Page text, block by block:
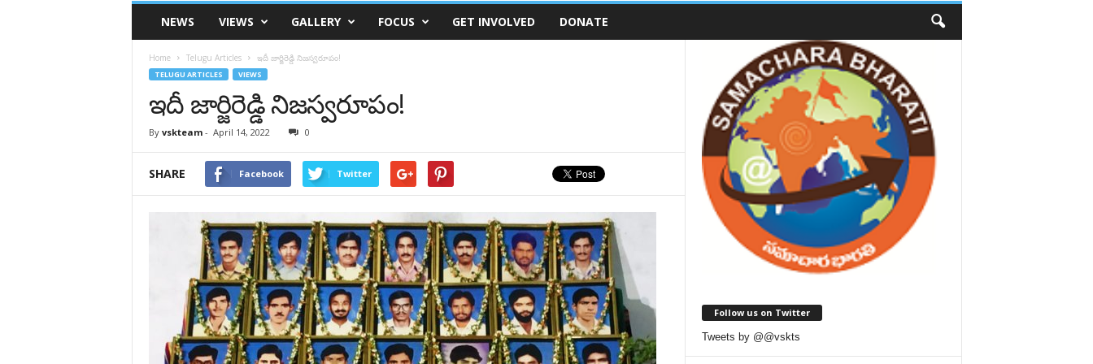
VSK
TelanganaNEWS VIEWS GALLERY FOCUS GET INVOLVED DONATE
Home Telugu Articles ఇదీ జార్జిరెడ్డి నిజస్వరూపం!
TELUGU ARTICLES VIEWS
ఇదీ జార్జిరెడ్డి నిజస్వరూపం!
By vskteam- April 14, 2022 0
SHARE Facebook Twitter
Follow us on Twitter
Tweets by @@vskts